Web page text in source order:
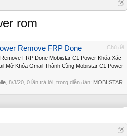
rom
Chủ đề
Remove FRP Done
FRP Done Mobiistar C1 Power Khóa Xác
Khóa Gmail Thành Công Mobiistar C1 Power
8/3/20 , 0 lần trả lời, trong diễn đàn: MOBIISTAR